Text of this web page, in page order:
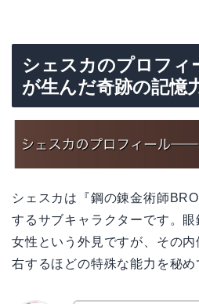
シェスカのプロフ
が生んだ奇跡の記憶
シェスカは『鋼の錬金術師
するサブキャラクターです。
女性という外見ですが、その
右するほどの特殊な能力を秘め